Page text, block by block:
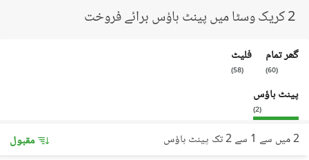
2 کریک وسٹا میں پینٹ ہاؤس برائے فروخت
گھر تمام
(
60
)
فلیٹ
(
58
)
پینٹ ہاؤس
(
2
)
2 میں سے 1 سے 2 تک پینٹ ہاؤس مقبول